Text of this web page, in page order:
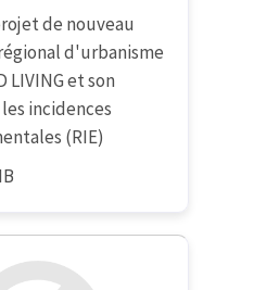
de nouveau
d'urbanisme
LIVING et son
incidences
(RIE)